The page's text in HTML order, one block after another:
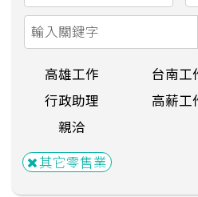
高雄工作 台南工
行政助理
高薪工
親洽
其它零售業